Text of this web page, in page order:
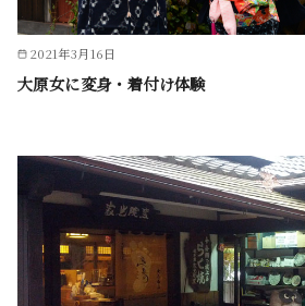
2021年3月16日
大原女に変身・着付け体験